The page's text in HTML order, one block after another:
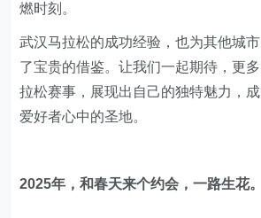
燃时刻。
武汉马拉松的成功经验，也为其他城
了宝贵的借鉴。让我们一起期待，更
拉松赛事，展现出自己的独特魅力，
爱好者心中的圣地。
2025年，和春天来个约会，一路生花。